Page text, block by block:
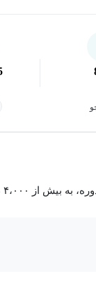
دسترسی خواهید داشت.